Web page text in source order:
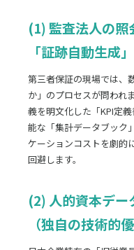
(1) 監査法人の照
「証跡自動生成」
第三者保証の現場では、
か」のプロセスが問われ
義を明文化した「KPI定
能な「集計データブック
ケーションコストを劇的
回避します。
(2) 人的資本デー
（独自の技術的